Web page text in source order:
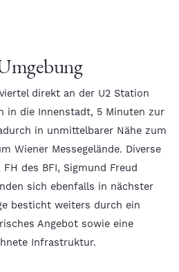
direkt an der U2 Station
in die Innenstadt, 5 Minuten zur
in unmittelbarer Nähe zum
Wiener Messegelände. Diverse
des BFI, Sigmund Freud
sich ebenfalls in nächster
besticht weiters durch ein
Angebot sowie eine
Infrastruktur.